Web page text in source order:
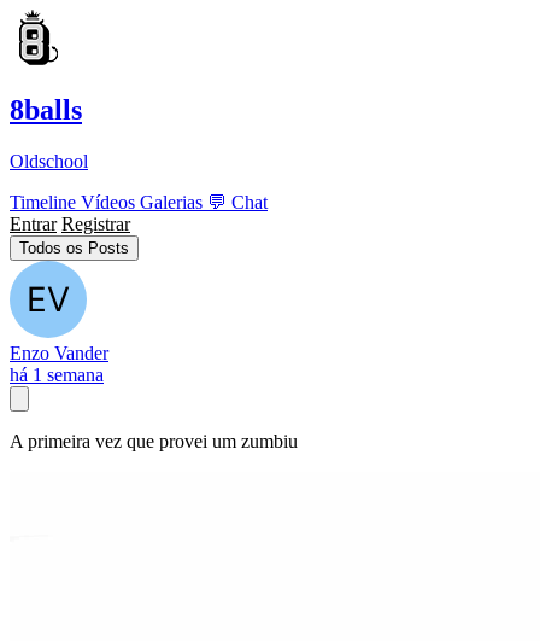
8balls
Oldschool
Timeline Vídeos Galerias 💬 Chat
Entrar Registrar
Todos os Posts
Enzo Vander
há 1 semana
A primeira vez que provei um zumbiu